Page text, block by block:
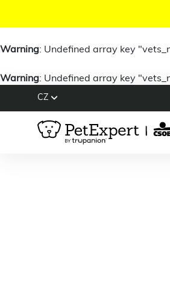
Warning: Undefined array key
Warning: Undefined array key
CZ